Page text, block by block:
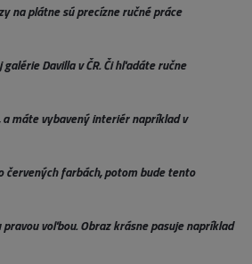
na plátne sú precízne ručné práce
Davilla v ČR. Či hľadáte ručne
máte vybavený interiér napríklad v
červených farbách, potom bude tento
voľbou. Obraz krásne pasuje napríklad